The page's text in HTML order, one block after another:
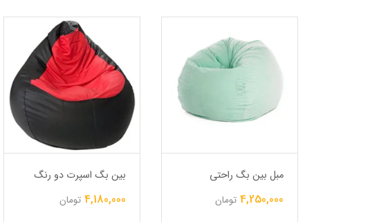
مبل بین بگ راحتی
4,250,000 تومان
بین بگ اسپرت دو رنگ
4,180,000 تومان